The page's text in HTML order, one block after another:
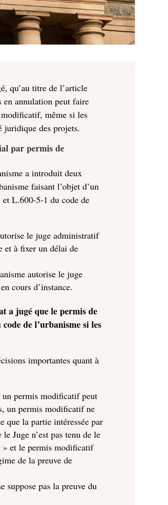
qu’au titre de l’article
en annulation peut faire
modificatif, même si les
juridique des projets.
par permis de
a introduit deux
faisant l’objet d’un
L.600-5-1 du code de
le juge administratif
et à fixer un délai de
autorise le juge
cours d’instance.
a jugé que le permis de
de l’urbanisme si les
importantes quant à
un permis modificatif peut
un permis modificatif ne
que la partie intéressée par
Juge n’est pas tenu de le
et le permis modificatif
de la preuve de
suppose pas la preuve du